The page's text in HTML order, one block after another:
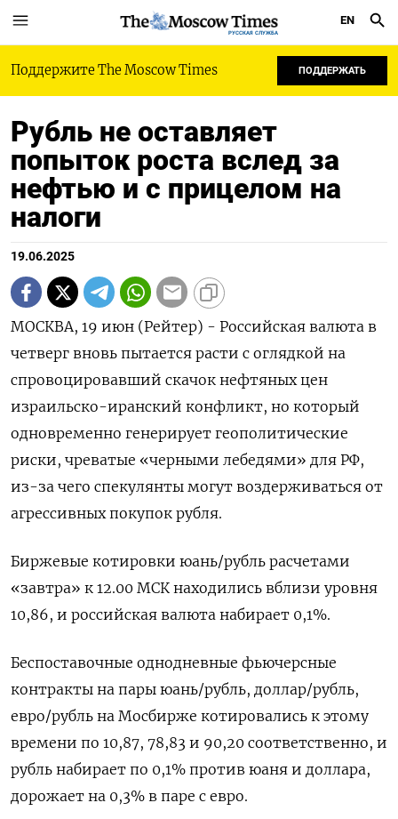
РУССКАЯ СЛУЖБА
EN
Поддержите The Moscow Times ПОДДЕРЖАТЬ
Рубль не оставляет
попыток роста вслед за
нефтью и с прицелом на
налоги
19.06.2025
МОСКВА, 19 июн (Рейтер) - Российская валюта в
четверг вновь пытается расти с оглядкой на
спровоцировавший скачок нефтяных цен
израильско-иранский конфликт, но который
одновременно генерирует геополитические
риски, чреватые «черными лебедями» для РФ,
из-за чего спекулянты могут воздерживаться от
агрессивных покупок рубля.
Биржевые котировки юань/рубль расчетами
«завтра» к 12.00 МСК находились вблизи уровня
10,86, и российская валюта набирает 0,1%.
Беспоставочные однодневные фьючерсные
контракты на пары юань/рубль, доллар/рубль,
евро/рубль на Мосбирже котировались к этому
времени по 10,87, 78,83 и 90,20 соответственно, и
рубль набирает по 0,1% против юаня и доллара,
дорожает на 0,3% в паре с евро.